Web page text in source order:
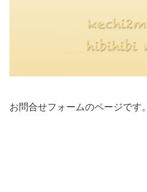
お問合せフォームのページです。